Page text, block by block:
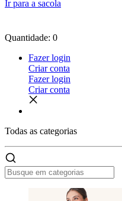
Ir para a sacola
Quantidade: 0
Fazer login
Criar conta
Fazer login
Criar conta
Todas as categorias